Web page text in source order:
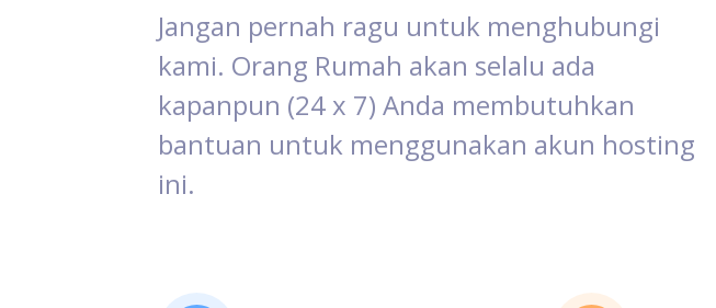
Jangan pernah ragu untuk menghubungi
kami. Orang Rumah akan selalu ada
kapanpun (24 x 7) Anda membutuhkan
bantuan untuk menggunakan akun hosting
ini.